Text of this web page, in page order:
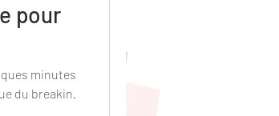
pour
minutes
du breakin.